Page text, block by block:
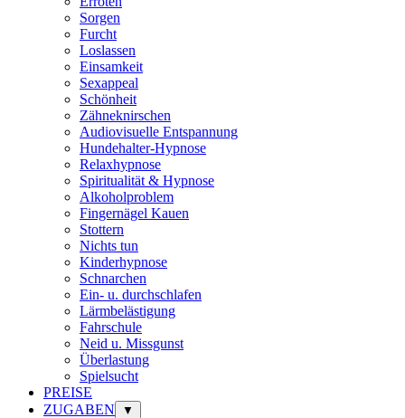
Sorgen
Furcht
Loslassen
Einsamkeit
Sexappeal
Schönheit
Zähneknirschen
Audiovisuelle Entspannung
Hundehalter-Hypnose
Relaxhypnose
Spiritualität & Hypnose
Alkoholproblem
Fingernägel Kauen
Stottern
Nichts tun
Kinderhypnose
Schnarchen
Ein- u. durchschlafen
Lärmbelästigung
Fahrschule
Neid u. Missgunst
Überlastung
Spielsucht
PREISE
ZUGABEN
▼